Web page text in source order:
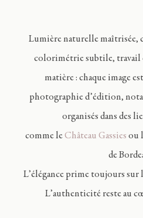
Lumière naturelle
colorimétrie subtile, travail
matière : chaque image
photographie d’édition,
organisés dans des
comme leChâteau Gassies ou
de
L’élégance prime toujours sur
L’authenticité reste au